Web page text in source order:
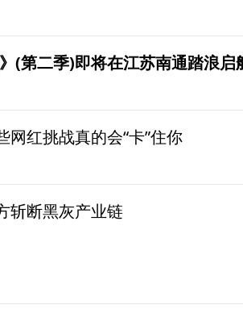
(第二季)即将在江苏南通踏浪启
红挑战真的会“卡”住你
斩断黑灰产业链